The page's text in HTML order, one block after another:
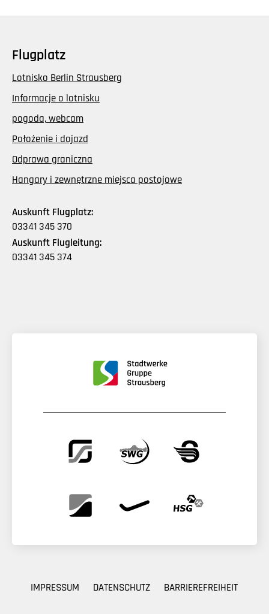
Flugplatz
Lotnisko Berlin Strausberg
Informacje o lotnisku
pogoda, webcam
Położenie i dojazd
Odprawa graniczna
Hangary i zewnętrzne miejsca postojowe
Auskunft Flugplatz:
03341 345 370
Auskunft Flugleitung:
03341 345 374
IMPRESSUM DATENSCHUTZ BARRIEREFREIHEIT